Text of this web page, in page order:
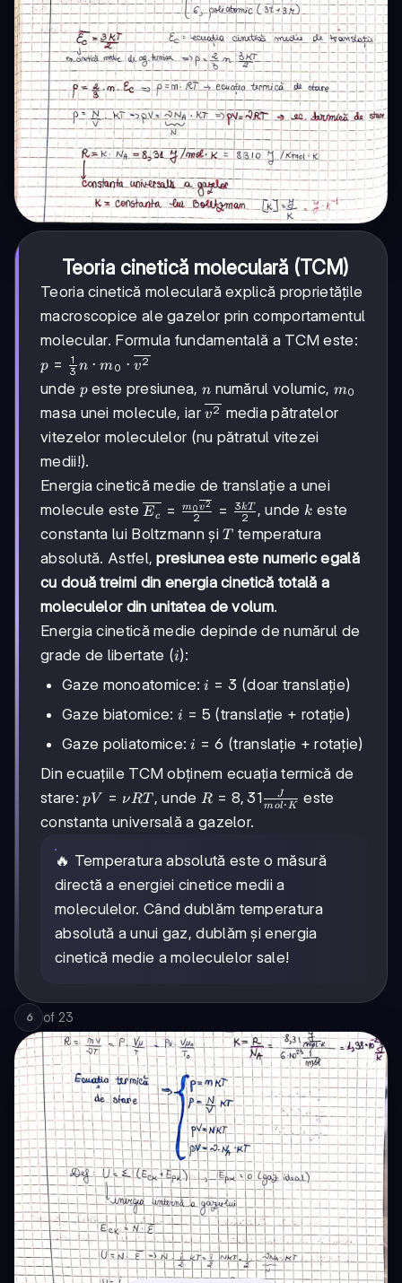
Teoria cinetică moleculară (TCM)
Teoria cinetică moleculară explică proprietățile
macroscopice ale gazelor prin comportamentul
molecular. Formula fundamentală a TCM este:
p = \frac{1}
{3} n \cdot
m_0 \cdot
\overline{v^2}
p = 3
1 n ⋅ m0 ⋅ v2
unde p
peste presiunea, n
n numărul volumic, m_0
m0
masa unei molecule, iar\overline{v^2}
v2 media pătratelor
vitezelor moleculelor (nu pătratul vitezei
medii!).
Energia cinetică medie de translație a unei
molecule este \overline{E_c}
= \frac{m_0
\overline{v^2}}
{2} =
\frac{3kT}{2}
Ec = 2
m0 v2 = 2
3kT , unde k
k este
constanta lui Boltzmann șiT
T temperatura
absolută. Astfel,presiunea este numeric egală
cu două treimi din energia cinetică totală a
moleculelor din unitatea de volum.
Energia cinetică medie depinde de numărul de
grade de libertate (ii):
Gaze monoatomice:i
3
i = 3 (doar translație)
Gaze biatomice: i
5
i = 5 (translație + rotație)
Gaze poliatomice:i
6
i = 6 (translație + rotație)
Din ecuațiile TCM obținem ecuația termică de
stare:pV
=
\nu
RT
pV = νRT , unde R =
8,31
\frac{J}
{mol
\cdot
K}
R = 8, 31mol⋅K
J
este
constanta universală a gazelor.
🔥 Temperatura absolută este o măsură
directă a energiei cinetice medii a
moleculelor. Când dublăm temperatura
absolută a unui gaz, dublăm și energia
cinetică medie a moleculelor sale!
6 of 23